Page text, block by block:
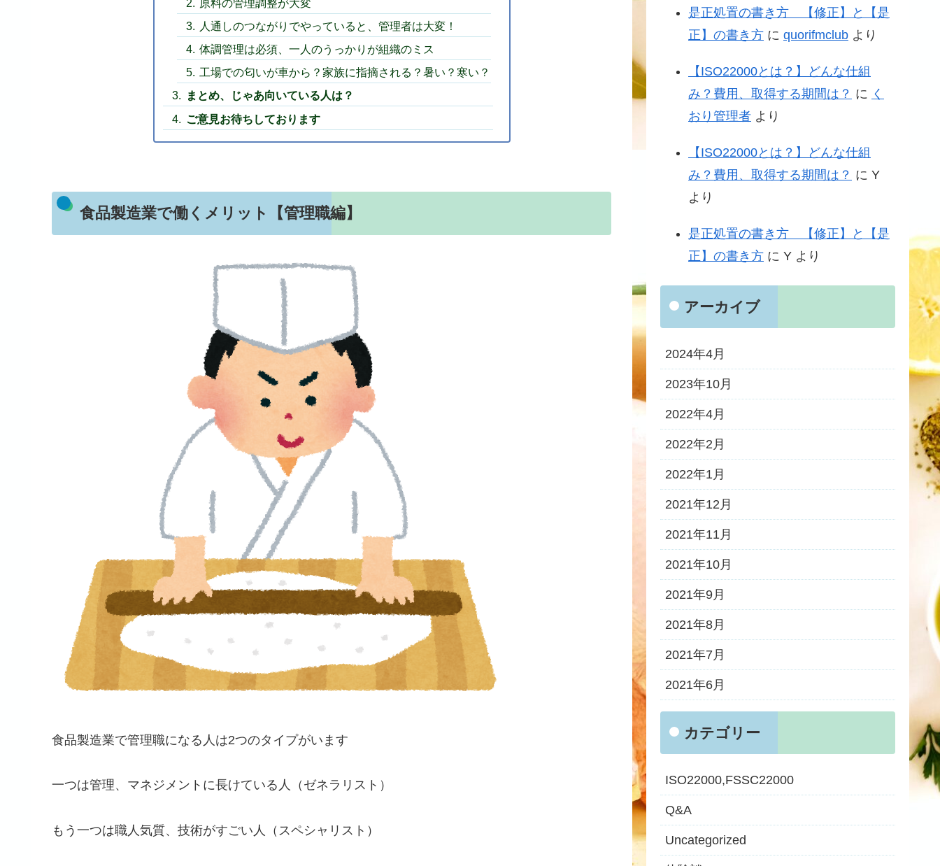
人通しのつながりでやっていると、管理者は大変！
体調管理は必須、一人のうっかりが組織のミス
工場での匂いが車から？家族に指摘される？暑い？寒い？
まとめ、じゃあ向いている人は？
ご意見お待ちしております
食品製造業で働くメリット【管理職編】
食品製造業で管理職になる人は2つのタイプがいます
一つは管理、マネジメントに長けている人（ゼネラリスト）
もう一つは職人気質、技術がすごい人（スペシャリスト）
是正処置の書き方 【修正】と【是
正】の書き方 に quorifmclub より
【ISO22000とは？】どんな仕組
み？費用、取得する期間は？ に く
おり管理者 より
【ISO22000とは？】どんな仕組
み？費用、取得する期間は？ に Y
より
是正処置の書き方 【修正】と【是
正】の書き方 に Y より
アーカイブ
2024年4月
2023年10月
2022年4月
2022年2月
2022年1月
2021年12月
2021年11月
2021年10月
2021年9月
2021年8月
2021年7月
2021年6月
カテゴリー
ISO22000,FSSC22000
Q&A
Uncategorized